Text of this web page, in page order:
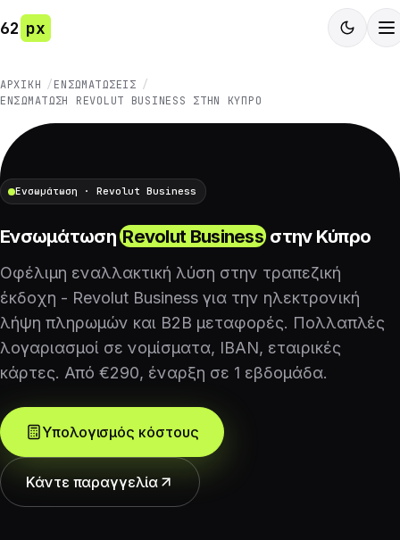
62 px
ΑΡΧΙΚΉ
ΕΝΣΩΜΑΤΏΣΕΙΣ
ΕΝΣΩΜΆΤΩΣΗ REVOLUT BUSINESS ΣΤΗΝ ΚΎΠΡΟ
Ενσωμάτωση · Revolut Business
ΕνσωμάτωσηRevolut Business στην Κύπρο
Οφέλιμη εναλλακτική λύση στην τραπεζική
έκδοχη - Revolut Business για την ηλεκτρονική
λήψη πληρωμών και B2B μεταφορές. Πολλαπλές
λογαριασμοί σε νομίσματα, IBAN, εταιρικές
κάρτες. Από €290, έναρξη σε 1 εβδομάδα.
Υπολογισμός κόστους
Κάντε παραγγελία